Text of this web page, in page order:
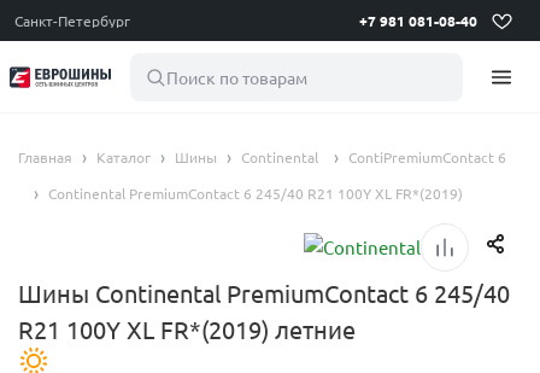
Санкт-Петербург +7 981 081-08-40
Поиск по товарам
Главная Каталог Шины Continental
ContiPremiumContact 6
Continental PremiumContact 6 245/40 R21 100Y XL FR*(2019)
Шины Continental PremiumContact 6 245/40
R21 100Y XL FR*(2019) летние